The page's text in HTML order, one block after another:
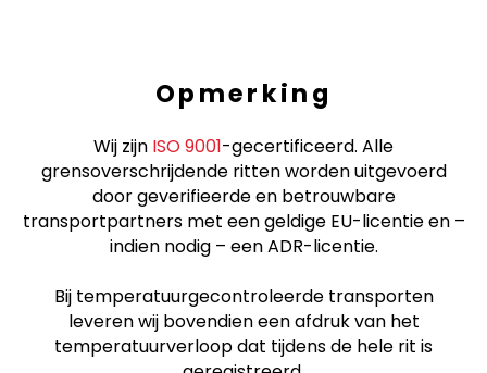
Opmerking
Wij zijn ISO 9001-gecertificeerd. Alle
grensoverschrijdende ritten worden uitgevoerd
door geverifieerde en betrouwbare
transportpartners met een geldige EU-licentie en –
indien nodig – een ADR-licentie.
Bij temperatuurgecontroleerde transporten
leveren wij bovendien een afdruk van het
temperatuurverloop dat tijdens de hele rit is